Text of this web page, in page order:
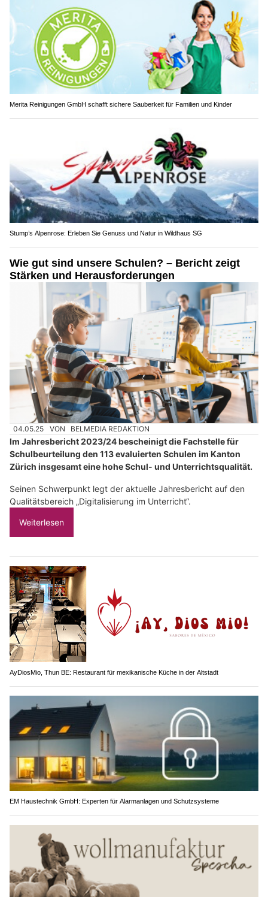
Merita Reinigungen GmbH schafft sichere Sauberkeit für Familien und Kinder
Stump’s Alpenrose: Erleben Sie Genuss und Natur in Wildhaus SG
Wie gut sind unsere Schulen? – Bericht zeigt
Stärken und Herausforderungen
04.05.25 VON BELMEDIA REDAKTION
Im Jahresbericht 2023/24 bescheinigt die Fachstelle für
Schulbeurteilung den 113 evaluierten Schulen im Kanton
Zürich insgesamt eine hohe Schul- und Unterrichtsqualität.
Seinen Schwerpunkt legt der aktuelle Jahresbericht auf den
Qualitätsbereich „Digitalisierung im Unterricht“.
Weiterlesen
AyDiosMio, Thun BE: Restaurant für mexikanische Küche in der Altstadt
EM Haustechnik GmbH: Experten für Alarmanlagen und Schutzsysteme